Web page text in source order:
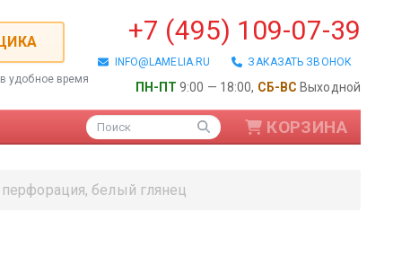
удобное время
+7 (495) 109-07-39
INFO@LAMELIA.RU ЗАКАЗАТЬ ЗВОНОК
ПН-ПТ 9:00 — 18:00, СБ-ВС Выходной
Поиск КОРЗИНА
белый глянец